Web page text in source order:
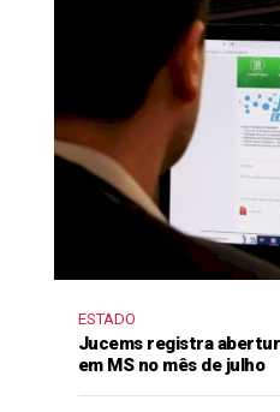
ESTADO
Jucems registra
em MS no mês de julho